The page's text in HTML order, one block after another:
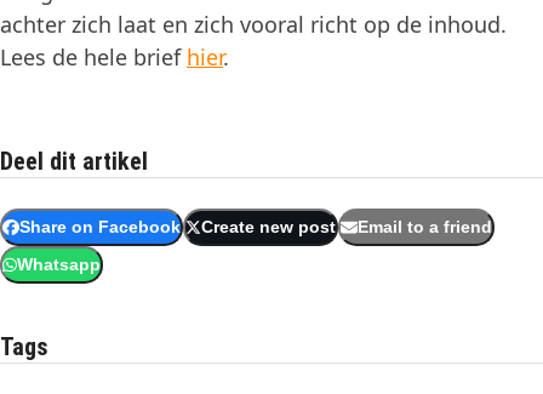
achter zich laat en zich vooral richt op de inhoud.
Lees de hele brief hier.
Deel dit artikel
Share on Facebook Create new post Email to a friend
Whatsapp
Tags